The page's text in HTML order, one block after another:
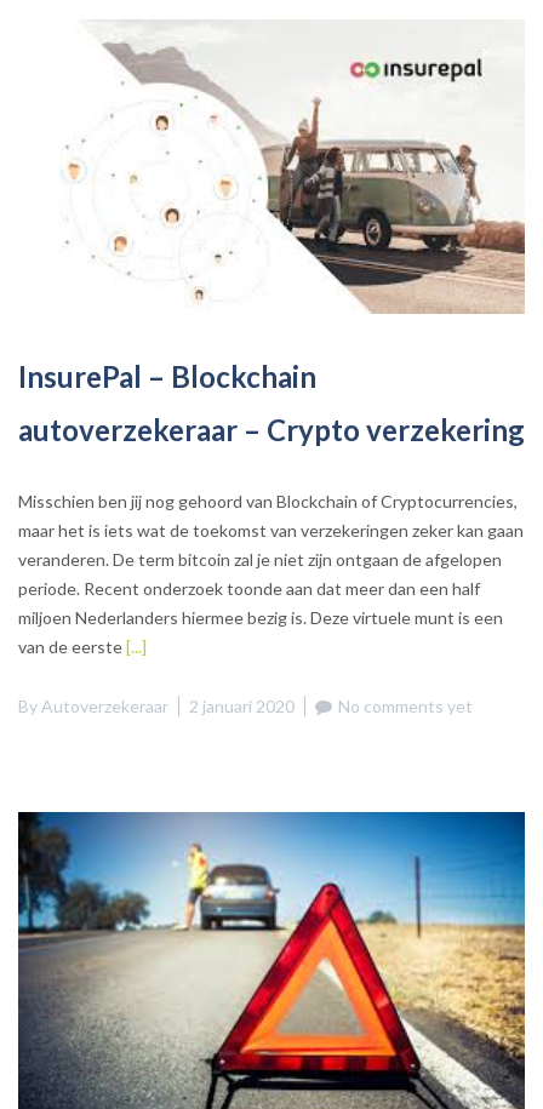
InsurePal – Blockchain
autoverzekeraar – Crypto verzekering
Misschien ben jij nog gehoord van Blockchain of Cryptocurrencies,
maar het is iets wat de toekomst van verzekeringen zeker kan gaan
veranderen. De term bitcoin zal je niet zijn ontgaan de afgelopen
periode. Recent onderzoek toonde aan dat meer dan een half
miljoen Nederlanders hiermee bezig is. Deze virtuele munt is een
van de eerste[...]
By Autoverzekeraar 2 januari 2020 No comments yet